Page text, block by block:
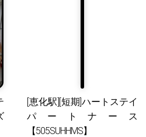
[恵化駅][短期]ハートステイ
パートナース
【505SUHHMS】